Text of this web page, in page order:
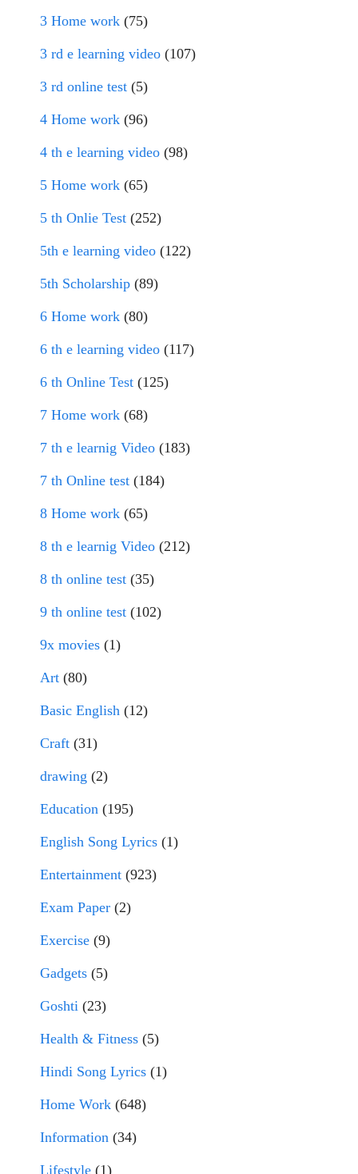
3 Home work (75)
3 rd e learning video (107)
3 rd online test (5)
4 Home work (96)
4 th e learning video (98)
5 Home work (65)
5 th Onlie Test (252)
5th e learning video (122)
5th Scholarship (89)
6 Home work (80)
6 th e learning video (117)
6 th Online Test (125)
7 Home work (68)
7 th e learnig Video (183)
7 th Online test (184)
8 Home work (65)
8 th e learnig Video (212)
8 th online test (35)
9 th online test (102)
9x movies (1)
Art (80)
Basic English (12)
Craft (31)
drawing (2)
Education (195)
English Song Lyrics (1)
Entertainment (923)
Exam Paper (2)
Exercise (9)
Gadgets (5)
Goshti (23)
Health & Fitness (5)
Hindi Song Lyrics (1)
Home Work (648)
Information (34)
Lifestyle (1)